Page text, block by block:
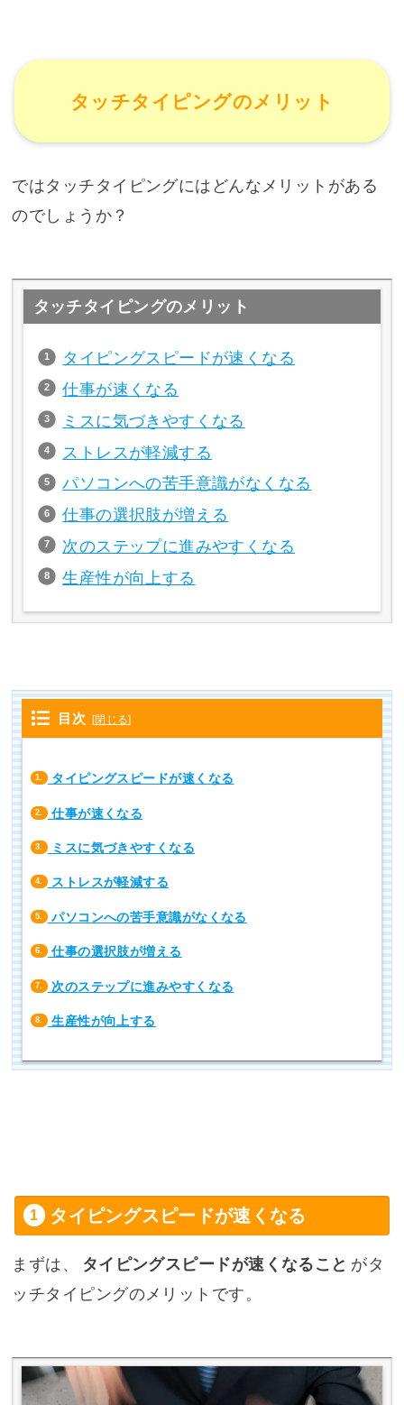
タッチタイピングのメリット
ではタッチタイピングにはどんなメリットがある
のでしょうか？
タッチタイピングのメリット
タイピングスピードが速くなる
仕事が速くなる
ミスに気づきやすくなる
ストレスが軽減する
パソコンへの苦手意識がなくなる
仕事の選択肢が増える
次のステップに進みやすくなる
生産性が向上する
目次 [閉じる]
1. タイピングスピードが速くなる
2. 仕事が速くなる
3. ミスに気づきやすくなる
4. ストレスが軽減する
5. パソコンへの苦手意識がなくなる
6. 仕事の選択肢が増える
7. 次のステップに進みやすくなる
8. 生産性が向上する
タイピングスピードが速くなる
まずは、 タイピングスピードが速くなること がタ
ッチタイピングのメリットです。